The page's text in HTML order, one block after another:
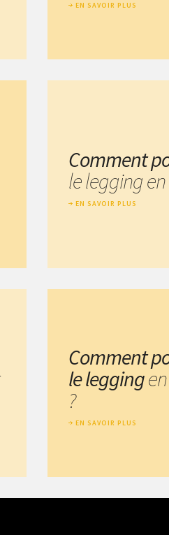
EN SAVOIR PLUS
Comment
le legging en
EN SAVOIR PLUS
Comment
le legging
?
EN SAVOIR PLUS